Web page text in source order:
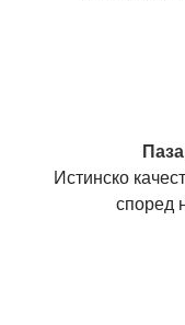
Истинско
според